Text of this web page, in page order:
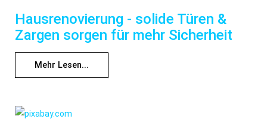
Hausrenovierung - solide Türen &
Zargen sorgen für mehr Sicherheit
Mehr Lesen...